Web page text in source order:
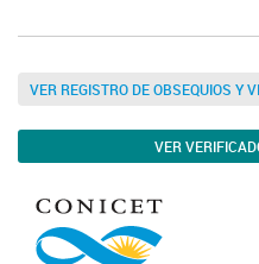
VER REGISTRO DE OBSEQUIOS Y
VER